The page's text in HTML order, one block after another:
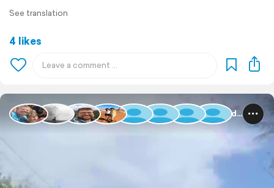
See translation
4 likes
Guadeloupe und Dominica